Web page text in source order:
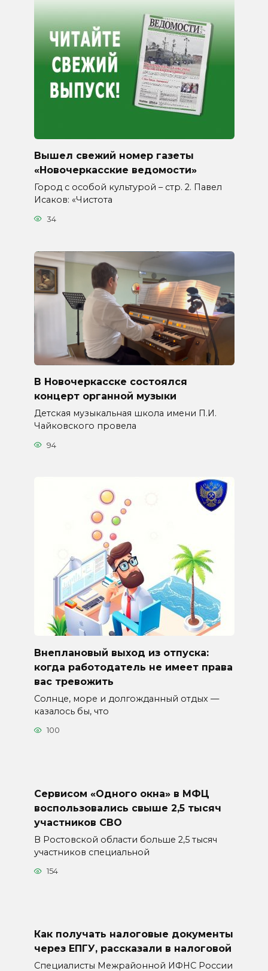
Вышел свежий номер газеты
«Новочеркасские ведомости»
Город с особой культурой – стр. 2. Павел
Исаков: «Чистота
34
В Новочеркасске состоялся
концерт органной музыки
Детская музыкальная школа имени П.И.
Чайковского провела
94
Внеплановый выход из отпуска:
когда работодатель не имеет права
вас тревожить
Солнце, море и долгожданный отдых —
казалось бы, что
100
Сервисом «Одного окна» в МФЦ
воспользовались свыше 2,5 тысяч
участников СВО
В Ростовской области больше 2,5 тысяч
участников специальной
154
Как получать налоговые документы
через ЕПГУ, рассказали в налоговой
Специалисты Межрайонной ИФНС России